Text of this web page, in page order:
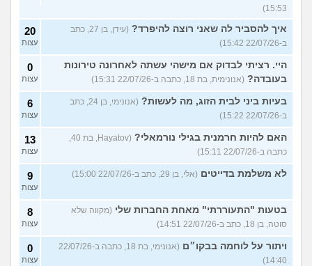
15:53)
איך להסביר לה שאני רוצה להיפרד?
(עידן, בן 27, כתב
ב-22/07/26 15:42)
20
עצות
היי. רציתי לבדוק אם מישהי עשתה לאחרונה טירונות
בעובדה? (אנונימית, בת 18, כתבה ב-22/07/26 15:31)
0
עצות
בעיות ביני לבית הזוג, מה לעשות?
(אנונימי, בן 24, כתב
ב-22/07/26 15:22)
6
עצות
האם להיות חרמנית בגילי נורמאלי?
כתבה ב-22/07/26 15:11)
13
עצות
לא משלמת בדייטים (אלי, בן 29, כתב ב-22/07/26 15:00) 9
עצות
בטעות "התעוררתי" מאחת החברות שלי (מקווה שלא
סוטה, בן 18, כתב ב-22/07/26 14:51)
8
עצות
ויתור על לוחמה בבקו״ם
(אנונימי, בת 18, כתבה ב-22/07/26
14:40)
0
עצות